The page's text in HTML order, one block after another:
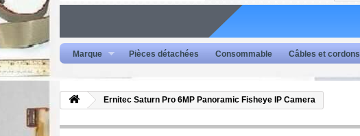
Marque Pièces détachées Consommable Câbles et cordons
Ernitec Saturn Pro 6MP Panoramic Fisheye IP Camera